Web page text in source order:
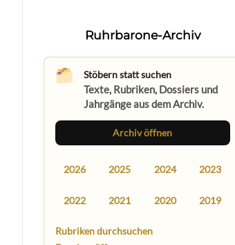
Ruhrbarone-Archiv
Stöbern statt suchen
Texte, Rubriken, Dossiers und
Jahrgänge aus dem Archiv.
Archiv öffnen
2026 2025 2024 2023
2022 2021 2020 2019
Rubriken durchsuchen